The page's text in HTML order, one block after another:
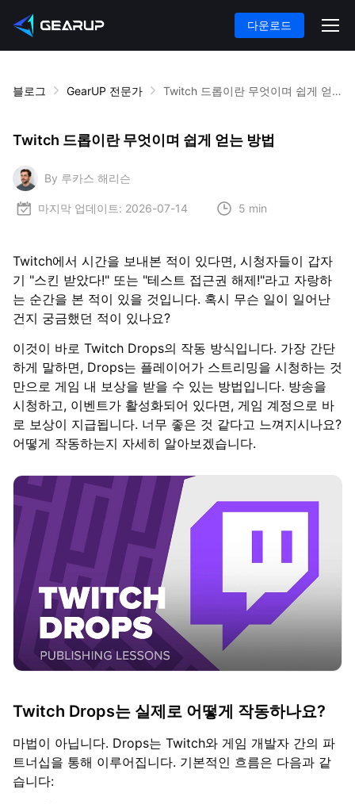
다운로드
블로그 GearUP 전문가 Twitch 드롭이란 무엇이며 쉽게 얻는 방법
Twitch 드롭이란 무엇이며 쉽게 얻는 방법
By 루카스 해리슨
마지막 업데이트: 2026-07-14 5 min
Twitch에서 시간을 보내본 적이 있다면, 시청자들이 갑자
기 "스킨 받았다!" 또는 "테스트 접근권 해제!"라고 자랑하
는 순간을 본 적이 있을 것입니다. 혹시 무슨 일이 일어난
건지 궁금했던 적이 있나요?
이것이 바로 Twitch Drops의 작동 방식입니다. 가장 간단
하게 말하면, Drops는 플레이어가 스트리밍을 시청하는 것
만으로 게임 내 보상을 받을 수 있는 방법입니다. 방송을
시청하고, 이벤트가 활성화되어 있다면, 게임 계정으로 바
로 보상이 지급됩니다. 너무 좋은 것 같다고 느껴지시나요?
어떻게 작동하는지 자세히 알아보겠습니다.
Twitch Drops는 실제로 어떻게 작동하나요?
마법이 아닙니다. Drops는 Twitch와 게임 개발자 간의 파
트너십을 통해 이루어집니다. 기본적인 흐름은 다음과 같
습니다: